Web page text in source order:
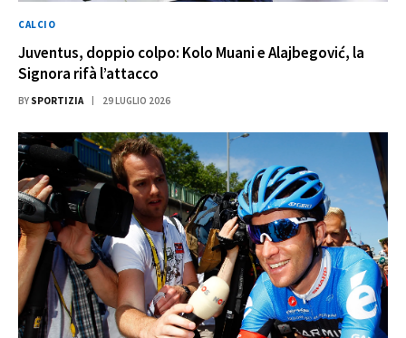
CALCIO
Juventus, doppio colpo: Kolo Muani e Alajbegović, la
Signora rifà l’attacco
BY SPORTIZIA 29 LUGLIO 2026